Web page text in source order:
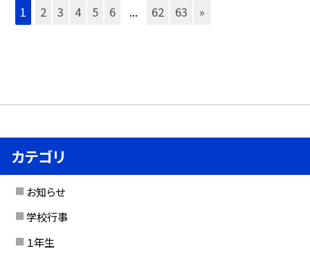
1 2 3 4 5 6 ... 62 63 »
カテゴリ
お知らせ
学校行事
１年生